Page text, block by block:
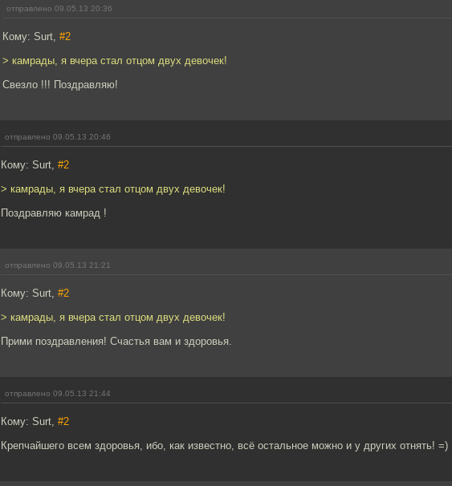
отправлено 09.05.13 20:36
Кому: Surt, #2
> камрады, я вчера стал отцом двух девочек!
Свезло !!! Поздравляю!
отправлено 09.05.13 20:46
Кому: Surt, #2
> камрады, я вчера стал отцом двух девочек!
Поздравляю камрад !
отправлено 09.05.13 21:21
Кому: Surt, #2
> камрады, я вчера стал отцом двух девочек!
Прими поздравления! Счастья вам и здоровья.
отправлено 09.05.13 21:44
Кому: Surt, #2
Крепчайшего всем здоровья, ибо, как известно, всё остальное можно и у других отнять! =)